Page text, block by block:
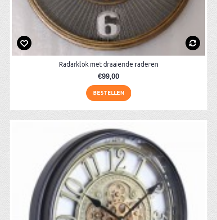
Radarklok met draaiende raderen
€99,00
BESTELLEN